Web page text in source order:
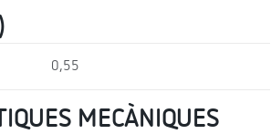
0,55
MECÀNIQUES